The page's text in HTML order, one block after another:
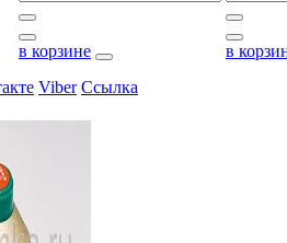
в корзине
в
Viber Ссылка